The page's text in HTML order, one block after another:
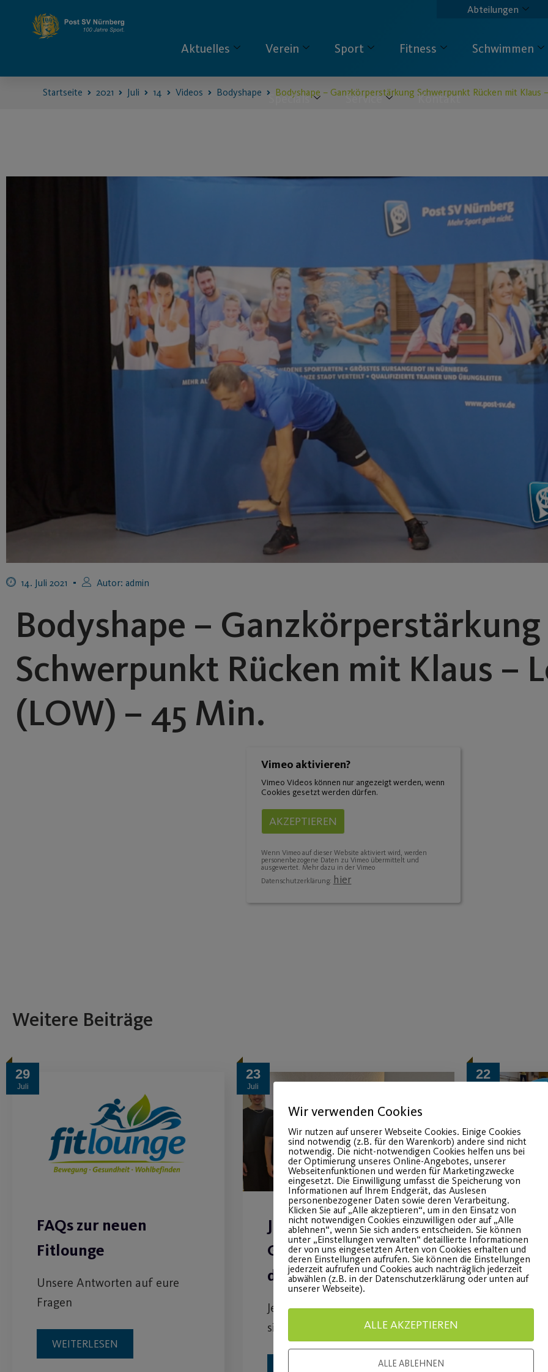
Abteilungen
Aktuelles Verein Sport Fitness Schwimmen
Specials Service Kontakt
Startseite 2021 Juli 14 Videos Bodyshape Bodyshape – Ganzkörperstärkung Schwerpunkt Rücken mit Klaus
14. Juli 2021 Autor: admin
Bodyshape – Ganzkörperstärkung
Schwerpunkt Rücken mit Klaus –
(LOW) – 45 Min.
Vimeo aktivieren?
Vimeo Videos können nur angezeigt werden, wenn
Cookies gesetzt werden dürfen.
AKZEPTIEREN
Wenn Vimeo auf dieser Website aktiviert wird, werden
personenbezogene Daten zu Vimeo übermittelt und
ausgewertet. Mehr dazu in der Vimeo
Datenschutzerklärung: hier
Weitere Beiträge
29
Juli
FAQs zur neuen
Fitlounge
Unsere Antworten auf eure
Fragen
WEITERLESEN
23
Juli
JEDER MENSCH –
Große Tanzshows in
der Stadthalle Fürth!
Jetzt noch schnell Tickets
sichern!
22
Für
Wir verwenden Cookies
Wir nutzen auf unserer Webseite Cookies. Einige Cookies
sind notwendig (z.B. für den Warenkorb) andere sind nicht
notwendig. Die nicht-notwendigen Cookies helfen uns bei
der Optimierung unseres Online-Angebotes, unserer
Webseitenfunktionen und werden für Marketingzwecke
eingesetzt. Die Einwilligung umfasst die Speicherung von
Informationen auf Ihrem Endgerät, das Auslesen
personenbezogener Daten sowie deren Verarbeitung.
Klicken Sie auf „Alle akzeptieren“, um in den Einsatz von
nicht notwendigen Cookies einzuwilligen oder auf „Alle
ablehnen“, wenn Sie sich anders entscheiden. Sie können
unter „Einstellungen verwalten“ detaillierte Informationen
der von uns eingesetzten Arten von Cookies erhalten und
deren Einstellungen aufrufen. Sie können die Einstellungen
jederzeit aufrufen und Cookies auch nachträglich jederzeit
abwählen (z.B. in der Datenschutzerklärung oder unten auf
unserer Webseite).
ALLE AKZEPTIEREN
ALLE ABLEHNEN